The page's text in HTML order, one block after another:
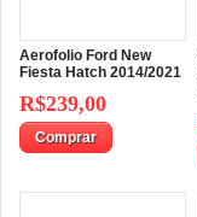
Aerofolio Ford New
Fiesta Hatch 2014/2021
R$239,00
Comprar